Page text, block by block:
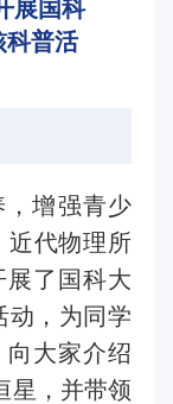
展国科
科普活
增强青少
近代物理所
了国科大
动 ，为同学
大家介绍
星，并带领